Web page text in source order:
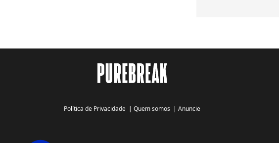
Política de Privacidade | Quem somos | Anuncie